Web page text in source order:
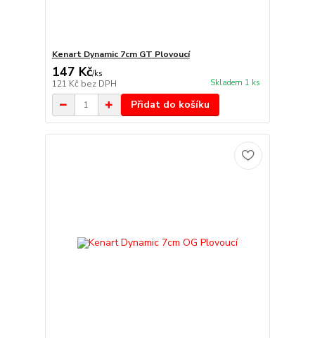
Kenart Dynamic 7cm GT Plovoucí
147 Kč/ks
121 Kč bez DPH Skladem 1 ks
Přidat do košíku